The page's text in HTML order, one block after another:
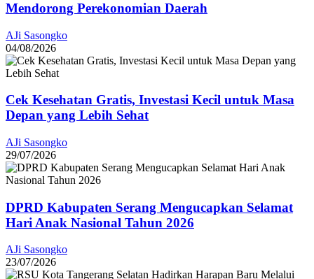
Mendorong Perekonomian Daerah
AJi Sasongko
04/08/2026
Cek Kesehatan Gratis, Investasi Kecil untuk Masa
Depan yang Lebih Sehat
AJi Sasongko
29/07/2026
DPRD Kabupaten Serang Mengucapkan Selamat
Hari Anak Nasional Tahun 2026
AJi Sasongko
23/07/2026